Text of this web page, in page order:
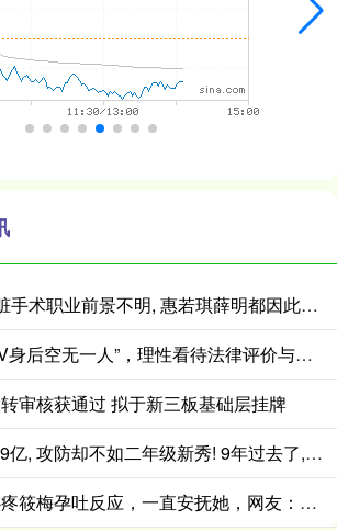
牛8速配 李盈莹心脏手术职业前景不明, 惠若琪薛明都因此退役, 女排需朱婷回归
捷希源 壹快评｜“LV身后空无一人”，理性看待法律评价与民意站队
审核获通过 拟于新三板基础层挂牌
洪萨速配 5年拿2.29亿, 攻防却不如二年级新秀! 9年过去了, 你还是打不了高端局
惠盈财富 张兰总心疼筱梅孕吐反应，一直安抚她，网友：和大S没这么亲近